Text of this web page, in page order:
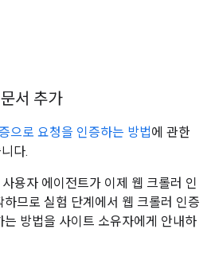
서 추가
으로 요청을 인증하는 방법에 관한
다.
용자 에이전트가 이제 웹 크롤러 인
하므로 실험 단계에서 웹 크롤러 인증
방법을 사이트 소유자에게 안내하